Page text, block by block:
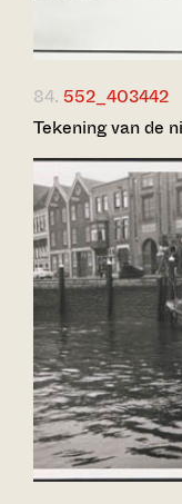
84. 552_403442
Tekening van de